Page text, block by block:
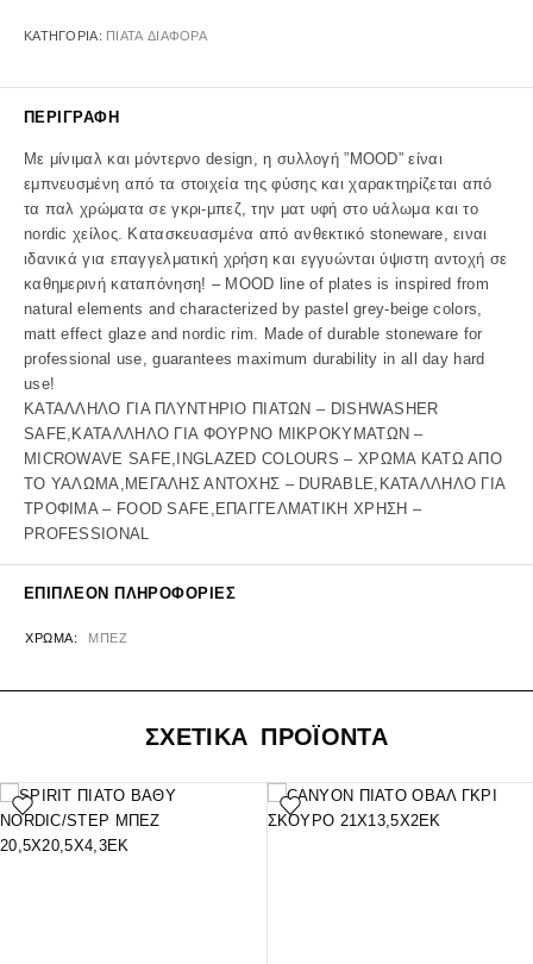
ΚΑΤΗΓΟΡΊΑ: ΠΙΑΤΑ ΔΙΑΦΟΡΑ
ΠΕΡΙΓΡΑΦΉ
Με μίνιμαλ και μόντερνο design, η συλλογή ”MOOD” είναι
εμπνευσμένη από τα στοιχεία της φύσης και χαρακτηρίζεται από
τα παλ χρώματα σε γκρι-μπεζ, την ματ υφή στο υάλωμα και το
nordic χείλος. Κατασκευασμένα από ανθεκτικό stoneware, ειναι
ιδανικά για επαγγελματική χρήση και εγγυώνται ύψιστη αντοχή σε
καθημερινή καταπόνηση! – MOOD line of plates is inspired from
natural elements and characterized by pastel grey-beige colors,
matt effect glaze and nordic rim. Made of durable stoneware for
professional use, guarantees maximum durability in all day hard
use!
ΚΑΤΑΛΛΗΛΟ ΓΙΑ ΠΛΥΝΤΗΡΙΟ ΠΙΑΤΩΝ – DISHWASHER
SAFE,ΚΑΤΑΛΛΗΛΟ ΓΙΑ ΦΟΥΡΝΟ ΜΙΚΡΟΚΥΜΑΤΩΝ –
MICROWAVE SAFE,INGLAZED COLOURS – ΧΡΩΜΑ ΚΑΤΩ ΑΠΟ
ΤΟ ΥΑΛΩΜΑ,ΜΕΓΑΛΗΣ ΑΝΤΟΧΗΣ – DURABLE,ΚΑΤΑΛΛΗΛΟ ΓΙΑ
ΤΡΟΦΙΜΑ – FOOD SAFE,ΕΠΑΓΓΕΛΜΑΤΙΚΗ ΧΡΗΣΗ –
PROFESSIONAL
ΕΠΙΠΛΈΟΝ ΠΛΗΡΟΦΟΡΊΕΣ
ΧΡΏΜΑ ΜΠΕΖ
ΣΧΕΤΙΚΑ ΠΡΟΪΟΝΤΑ